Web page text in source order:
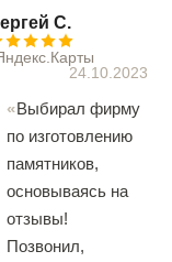
С.
24.10.2023
Выбирал фирму
по изготовлению
памятников,
основываясь на
отзывы!
Позвонил,